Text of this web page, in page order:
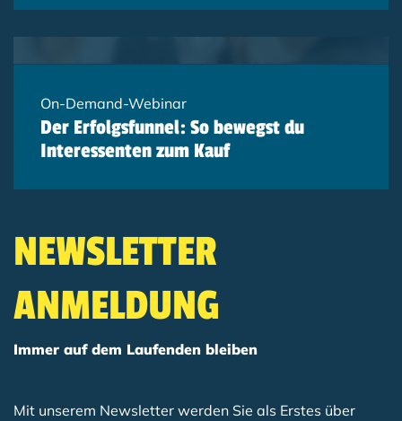
On-Demand-Webinar
Der Erfolgsfunnel: So bewegst du
Interessenten zum Kauf
NEWSLETTER
ANMELDUNG
Immer auf dem Laufenden bleiben
Mit unserem Newsletter werden Sie als Erstes über